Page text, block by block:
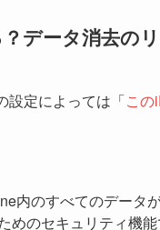
データ消去の
設定によっては「この
内のすべてのデータ
のセキュリティ機能